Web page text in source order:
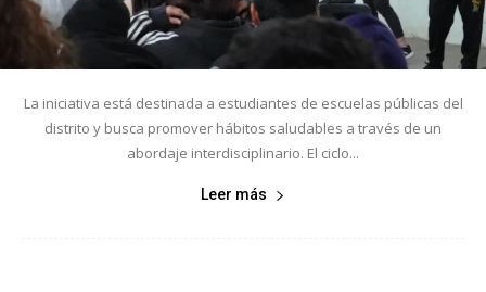
La iniciativa está destinada a estudiantes de escuelas públicas del
distrito y busca promover hábitos saludables a través de un
abordaje interdisciplinario. El ciclo...
Leer más